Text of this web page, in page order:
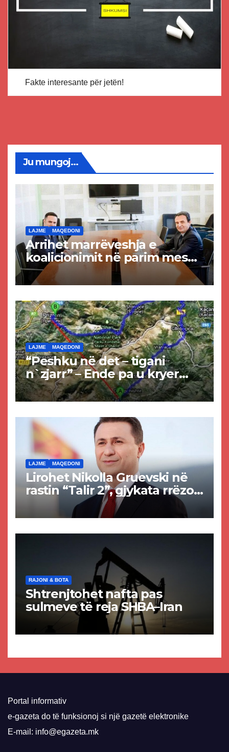
Fakte interesante për jetën!
Ju mungoj...
LAJME MAQEDONI
Arrihet marrëveshja e
koalicionimit në parim mes
Kurtit dhe Abdixhikut
LAJME MAQEDONI
“Peshku në det – tigani
n`zjarr” – Ende pa u kryer
projekti i tunelit, komuna e
Tetovës nis punimet për
LAJME MAQEDONI
Lirohet Nikolla Gruevski në
rastin “Talir 2”, gjykata rrëzon
akuzat për ndërtimin e
paligjshëm të selisë së
RAJONI & BOTA
Shtrenjtohet nafta pas
sulmeve të reja SHBA–Iran
Portal informativ
e-gazeta do të funksionoj si një gazetë elektronike
E-mail: info@egazeta.mk